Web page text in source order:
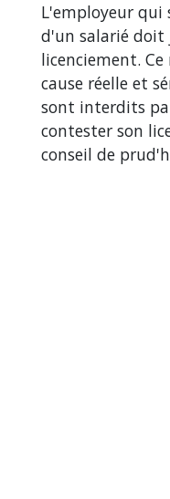
L'employeur qui
d'un salarié
licenciement.
cause réelle et
sont interdits
contester son
conseil de